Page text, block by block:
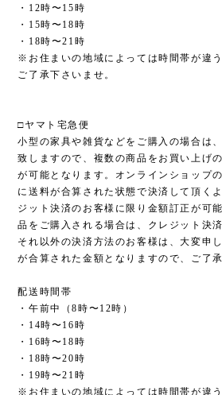
・12時〜15時
・15時〜18時
・18時〜21時
※お住まいの地域によっては時間帯が違
ご了承下さいませ。
□ヤマト宅急便
小型の家具や雑貨などをご購入の場合は
致しますので、複数の商品をお買い上げ
が可能となります。オンラインショップ
に送料が合算された状態で決済して頂く
ジット決済のお客様に限り金額訂正が可
品をご購入される場合は、クレジット決
それ以外の決済方法のお客様は、大変申
が合算された金額となりますので、ご了
配送時間帯
・午前中（8時〜12時）
・14時〜16時
・16時〜18時
・18時〜20時
・19時〜21時
※お住まいの地域によっては時間帯が違